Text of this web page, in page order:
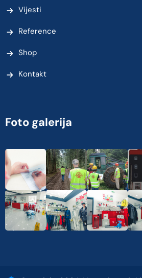
Vijesti
Reference
Shop
Kontakt
Foto galerija